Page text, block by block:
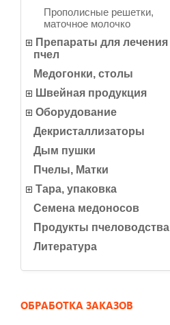
Прополисные решетки,
маточное молочко
Препараты для лечения
пчел
Медогонки, столы
Швейная продукция
Оборудование
Декристаллизаторы
Дым пушки
Пчелы, Матки
Тара, упаковка
Семена медоносов
Продукты пчеловодства
Литература
ОБРАБОТКА ЗАКАЗОВ